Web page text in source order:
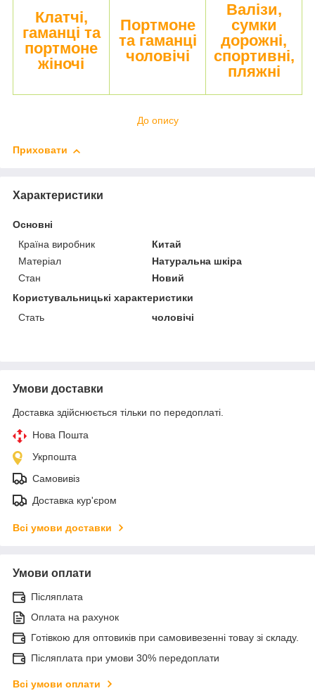
Клатчі,
гаманці та
портмоне
жіночі
Портмоне
та гаманці
чоловічі
Валізи,
сумки
дорожні,
спортивні,
пляжні
До опису
Приховати
Характеристики
Основні
Країна виробник
Китай
Матеріал
Натуральна шкіра
Стан
Новий
Користувальницькі характеристики
Стать
чоловічі
Умови доставки
Доставка здійснюється тільки по передоплаті.
Нова Пошта
Укрпошта
Самовивіз
Доставка кур'єром
Всі умови доставки
Умови оплати
Післяплата
Оплата на рахунок
Готівкою для оптовиків при самовивезенні товау зі складу.
Післяплата при умови 30% передоплати
Всі умови оплати